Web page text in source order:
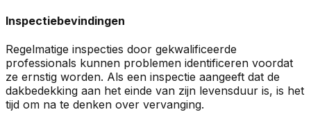
Inspectiebevindingen
Regelmatige inspecties door gekwalificeerde
professionals kunnen problemen identificeren voordat
ze ernstig worden. Als een inspectie aangeeft dat de
dakbedekking aan het einde van zijn levensduur is, is het
tijd om na te denken over vervanging.